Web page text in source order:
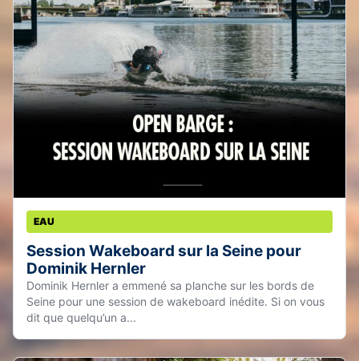
EAU
Session Wakeboard sur la Seine pour
Dominik Hernler
Dominik Hernler a emmené sa planche sur les bords de
Seine pour une session de wakeboard inédite. Si on vous
dit que quelqu’un a...